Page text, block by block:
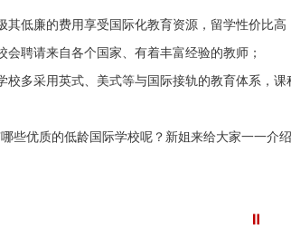
其低廉的费用享受国际化教育资源，留学性价比高
会聘请来自各个国家、有着丰富经验的教师；
校多采用英式、美式等与国际接轨的教育体系，
些优质的低龄国际学校呢？新姐来给大家一一介绍
Ⅱ